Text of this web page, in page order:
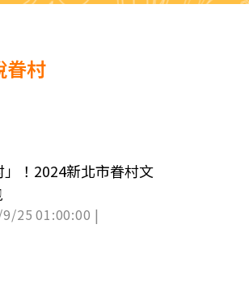
眷村
」！2024新北市眷村文
25 01:00:00 |